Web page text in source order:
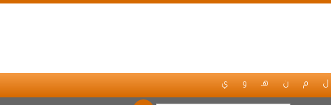
ل م ن هـ و ي